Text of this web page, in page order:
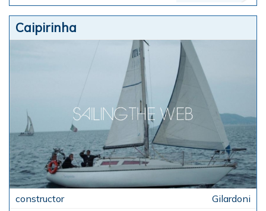
Caipirinha
Gilardoni